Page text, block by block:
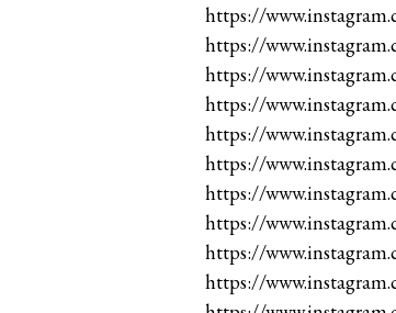
https://
https://
https://
https://
https://
https://
https://
https://
https://
https://